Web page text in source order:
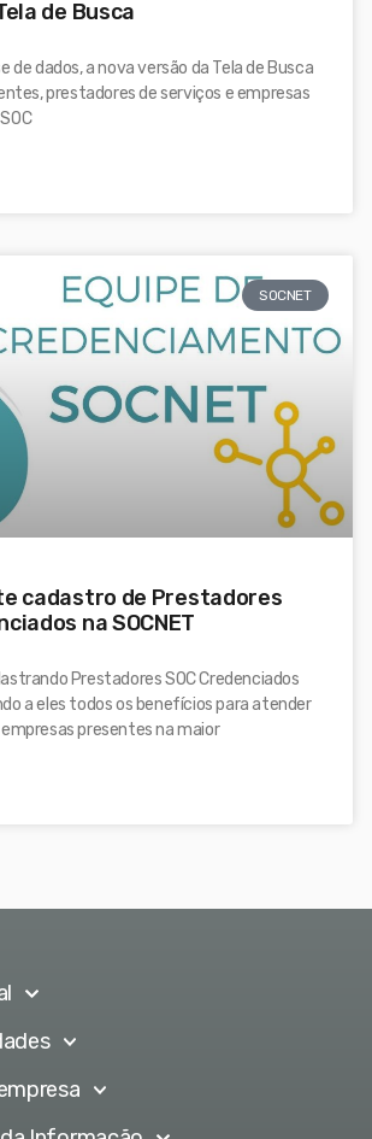
de Busca
de dados, a nova versão da Tela de Busca
prestadores de serviços e empresas
SOCNET
cadastro de Prestadores
na SOCNET
Prestadores SOC Credenciados
a eles todos os benefícios para atender
presentes na maior